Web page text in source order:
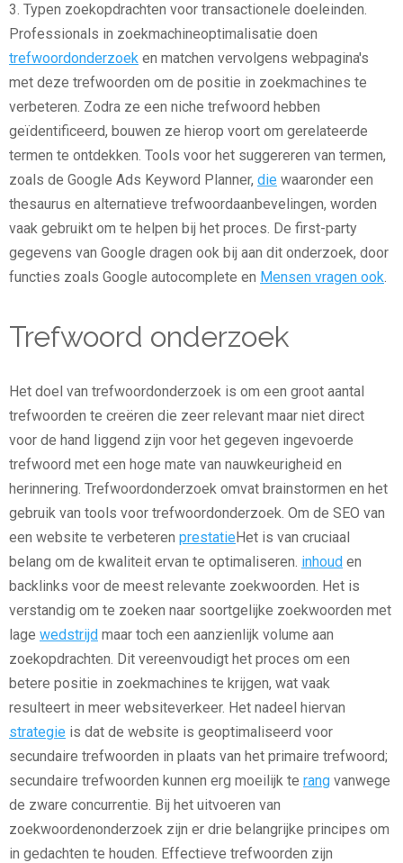
3. Typen zoekopdrachten voor transactionele doeleinden.
Professionals in zoekmachineoptimalisatie doen
trefwoordonderzoek en matchen vervolgens webpagina's
met deze trefwoorden om de positie in zoekmachines te
verbeteren. Zodra ze een niche trefwoord hebben
geïdentificeerd, bouwen ze hierop voort om gerelateerde
termen te ontdekken. Tools voor het suggereren van termen,
zoals de Google Ads Keyword Planner, die waaronder een
thesaurus en alternatieve trefwoordaanbevelingen, worden
vaak gebruikt om te helpen bij het proces. De first-party
gegevens van Google dragen ook bij aan dit onderzoek, door
functies zoals Google autocomplete en Mensen vragen ook.
Trefwoord onderzoek
Het doel van trefwoordonderzoek is om een groot aantal
trefwoorden te creëren die zeer relevant maar niet direct
voor de hand liggend zijn voor het gegeven ingevoerde
trefwoord met een hoge mate van nauwkeurigheid en
herinnering. Trefwoordonderzoek omvat brainstormen en het
gebruik van tools voor trefwoordonderzoek. Om de SEO van
een website te verbeteren prestatieHet is van cruciaal
belang om de kwaliteit ervan te optimaliseren. inhoud en
backlinks voor de meest relevante zoekwoorden. Het is
verstandig om te zoeken naar soortgelijke zoekwoorden met
lage wedstrijd maar toch een aanzienlijk volume aan
zoekopdrachten. Dit vereenvoudigt het proces om een
betere positie in zoekmachines te krijgen, wat vaak
resulteert in meer websiteverkeer. Het nadeel hiervan
strategie is dat de website is geoptimaliseerd voor
secundaire trefwoorden in plaats van het primaire trefwoord;
secundaire trefwoorden kunnen erg moeilijk te rang vanwege
de zware concurrentie. Bij het uitvoeren van
zoekwoordenonderzoek zijn er drie belangrijke principes om
in gedachten te houden. Effectieve trefwoorden zijn